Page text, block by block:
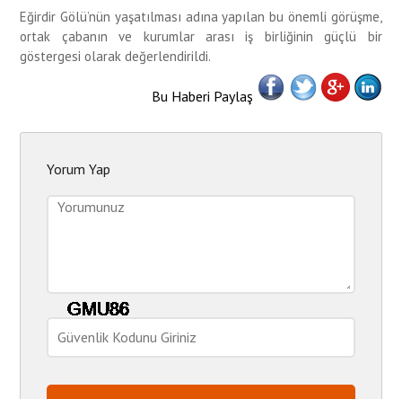
Eğirdir Gölü’nün yaşatılması adına yapılan bu önemli görüşme,
ortak çabanın ve kurumlar arası iş birliğinin güçlü bir
göstergesi olarak değerlendirildi.
Bu Haberi Paylaş
Yorum Yap